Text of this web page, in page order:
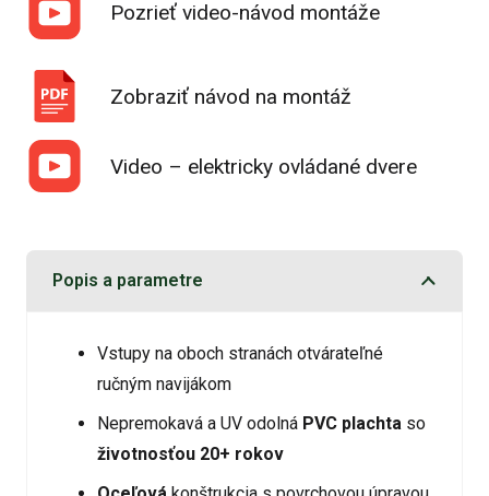
Pozrieť video-návod montáže
Zobraziť návod na montáž
Video – elektricky ovládané dvere
Popis a parametre
Vstupy na oboch stranách otvárateľné
ručným navijákom
Nepremokavá a UV odolná PVC plachta so
životnosťou 20+ rokov